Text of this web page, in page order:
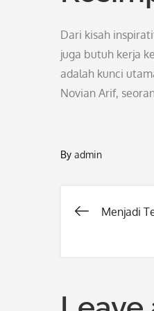
Dari kisah
juga butuh kerja
adalah kunci
Novian Arif,
By admin
Post
Menjadi